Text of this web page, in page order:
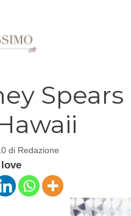
di Redazione